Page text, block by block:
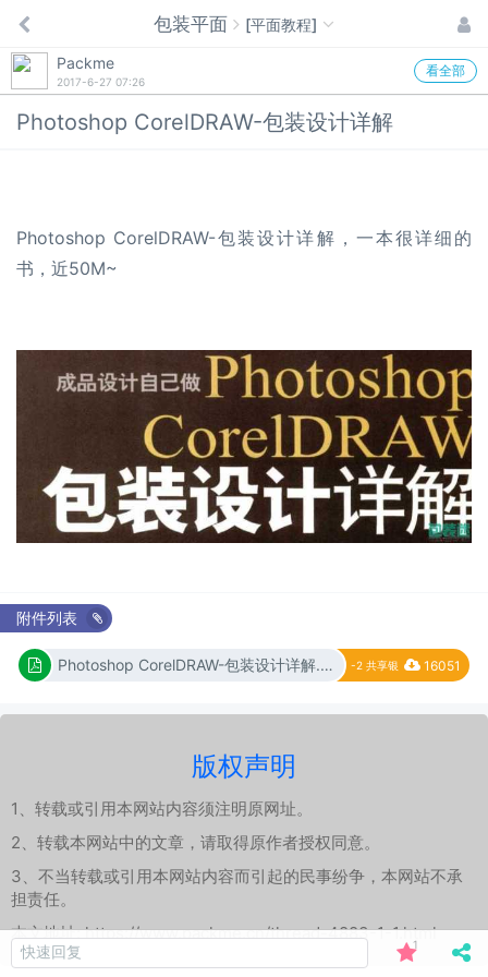
包装平面 [平面教程]
Packme
2017-6-27 07:26
看全部
Photoshop CorelDRAW-包装设计详解
Photoshop CorelDRAW-包装设计详解，一本很详细的
书，近50M~
附件列表
Photoshop CorelDRAW-包装设计详解.pdf -2 共享银
版权声明
1、转载或引用本网站内容须注明原网址。
2、转载本网站中的文章，请取得原作者授权同意。
3、不当转载或引用本网站内容而引起的民事纷争，本网站不承
担责任。
本文地址:https://www.packme.cn/thread-4883-1-1.html